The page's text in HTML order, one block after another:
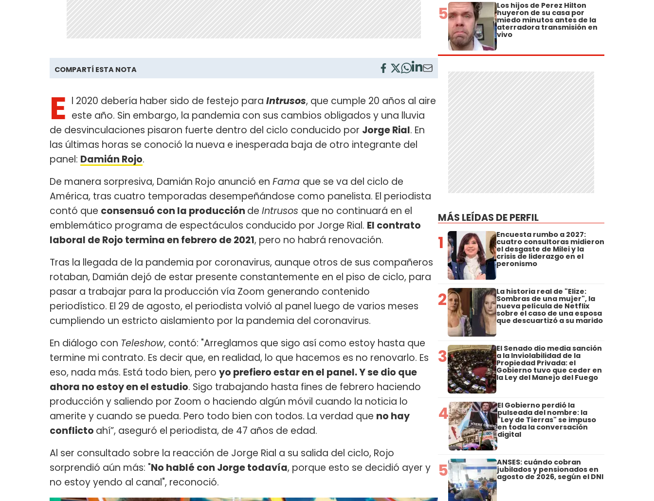
COMPARTÍ ESTA NOTA
E l 2020 debería haber sido de festejo para Intrusos, que cumple 20 años al aire
este año. Sin embargo, la pandemia con sus cambios obligados y una lluvia
de desvinculaciones pisaron fuerte dentro del ciclo conducido por Jorge Rial. En
las últimas horas se conoció la nueva e inesperada baja de otro integrante del
panel: Damián Rojo.
De manera sorpresiva, Damián Rojo anunció en Fama que se va del ciclo de
América, tras cuatro temporadas desempeñándose como panelista. El periodista
contó que consensuó con la producción de Intrusos que no continuará en el
emblemático programa de espectáculos conducido por Jorge Rial. El contrato
laboral de Rojo termina en febrero de 2021, pero no habrá renovación.
Tras la llegada de la pandemia por coronavirus, aunque otros de sus compañeros
rotaban, Damián dejó de estar presente constantemente en el piso de ciclo, para
pasar a trabajar para la producción vía Zoom generando contenido
periodístico. El 29 de agosto, el periodista volvió al panel luego de varios meses
cumpliendo un estricto aislamiento por la pandemia del coronavirus.
En diálogo con Teleshow, contó: "Arreglamos que sigo así como estoy hasta que
termine mi contrato. Es decir que, en realidad, lo que hacemos es no renovarlo. Es
eso, nada más. Está todo bien, pero yo prefiero estar en el panel. Y se dio que
ahora no estoy en el estudio. Sigo trabajando hasta fines de febrero haciendo
producción y saliendo por Zoom o haciendo algún móvil cuando la noticia lo
amerite y cuando se pueda. Pero todo bien con todos. La verdad que no hay
conflicto ahí”, aseguró el periodista, de 47 años de edad.
Al ser consultado sobre la reacción de Jorge Rial a su salida del ciclo, Rojo
sorprendió aún más: "No hablé con Jorge todavía, porque esto se decidió ayer y
no estoy yendo al canal", reconoció.
5 Los hijos de Perez Hilton
huyeron de su casa por
miedo minutos antes de la
aterradora transmisión en
vivo
MÁS LEÍDAS DE PERFIL
1 Encuesta rumbo a 2027:
cuatro consultoras midieron
el desgaste de Milei y la
crisis de liderazgo en el
peronismo
2 La historia real de "Elize:
Sombras de una mujer", la
nueva película de Netflix
sobre el caso de una esposa
que descuartizó a su marido
3 El Senado dio media sanción
a la Inviolabilidad de la
Propiedad Privada: el
Gobierno tuvo que ceder en
la Ley del Manejo del Fuego
4 El Gobierno perdió la
pulseada del nombre: la
"Ley de Tierras" se impuso
en toda la conversación
digital
5 ANSES: cuándo cobran
jubilados y pensionados en
agosto de 2026, según el DNI